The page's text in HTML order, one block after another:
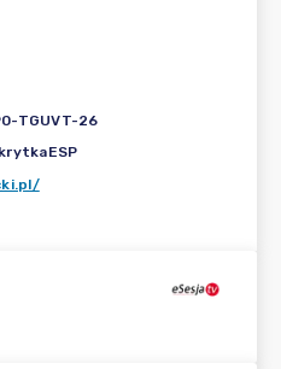
TGUVT-26